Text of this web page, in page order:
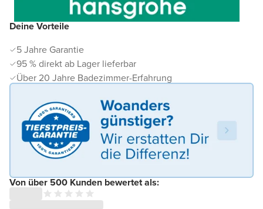
Deine Vorteile
5 Jahre Garantie
95 % direkt ab Lager lieferbar
Über 20 Jahre Badezimmer-Erfahrung
Von über 500 Kunden bewertet als: